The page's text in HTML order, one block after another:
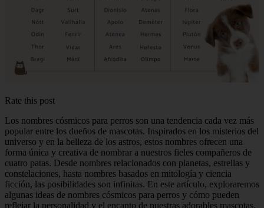
Rate this post
Los nombres cósmicos para perros son una tendencia cada vez más
popular entre los dueños de mascotas. Inspirados en los misterios del
universo y en la belleza de los astros, estos nombres ofrecen una
forma única y creativa de nombrar a nuestros fieles compañeros de
cuatro patas. Desde nombres relacionados con planetas, estrellas y
constelaciones, hasta nombres basados en mitología y ciencia
ficción, las posibilidades son infinitas. En este artículo, exploraremos
algunas ideas de nombres cósmicos para perros y cómo pueden
reflejar la personalidad y el encanto de nuestras adorables mascotas.